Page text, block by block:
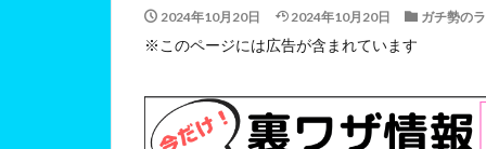
2024年10月20日 2024年10月20日 ガチ勢の
※このページには広告が含まれています